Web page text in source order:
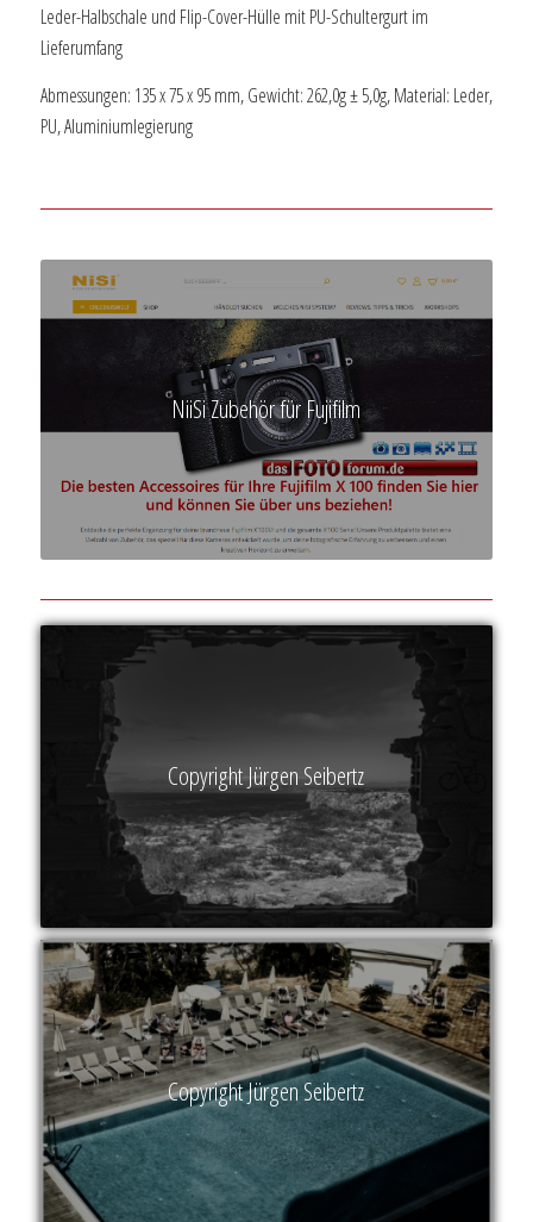
Leder-Halbschale und Flip-Cover-Hülle mit PU-Schultergurt im
Lieferumfang
Abmessungen: 135 x 75 x 95 mm, Gewicht: 262,0g ± 5,0g, Material: Leder,
PU, Aluminiumlegierung
NiiSi Zubehör für Fujifilm
Copyright Jürgen Seibertz
Copyright Jürgen Seibertz